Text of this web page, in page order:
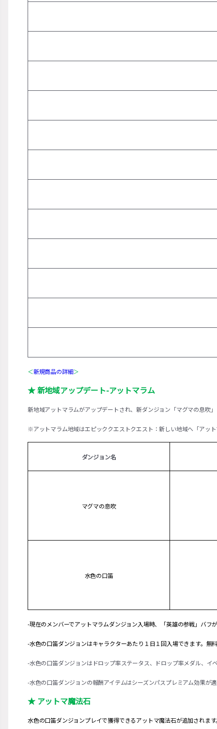
＜新規商品の詳細＞
★ 新地域アップデート-アットマラム
新地域アットマラムがアップデートされ、新ダンジョン「マグマの息吹
※アットマラム地域はエピッククエストクエスト：新しい地域へ「アッ
ダンジョン名
マグマの息吹
水色の口笛
-現在のメンバーでアットマラムダンジョン入場時、「英雄の参戦」バフ
-水色の口笛ダンジョンはキャラクターあたり１日１回入場できます。
-水色の口笛ダンジョンはドロップ率ステータス、ドロップ率メダル、イ
-水色の口笛ダンジョンの報酬アイテムはシーズンパスプレミアム効果が
★ アットマ魔法石
水色の口笛ダンジョンプレイで獲得できるアットマ魔法石が追加されま